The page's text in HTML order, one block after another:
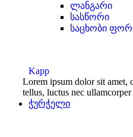
ლანგარი
სასწორი
საცხობი
Kapp
Lorem ipsum dolor sit amet,
tellus, luctus nec
ჭურჭელი